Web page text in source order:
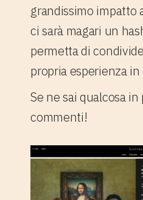
grandissimo impatto
ci sarà magari un
permetta di
propria esperienza
Se ne sai qualcosa
commenti!